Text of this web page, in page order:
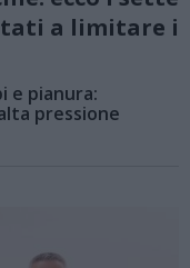
a limitare i
e pianura:
pressione